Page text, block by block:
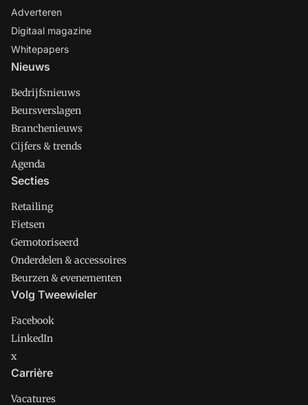
Adverteren
Digitaal magazine
Whitepapers
Nieuws
Bedrijfsnieuws
Beursverslagen
Branchenieuws
Cijfers & trends
Agenda
Secties
Retailing
Fietsen
Gemotoriseerd
Onderdelen & accessoires
Beurzen & evenementen
Volg Tweewieler
Facebook
LinkedIn
x
Carrière
Vacatures